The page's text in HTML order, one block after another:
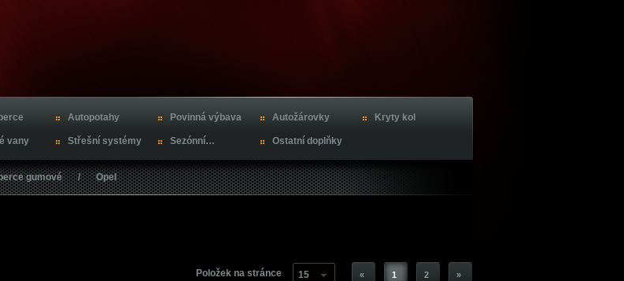
Autopotahy Povinná výbava Autožárovky Kryty kol
vany Střešní systémy Sezónní… Ostatní doplňky
gumové / Opel
« 1 2 »
Položek na stránce 15